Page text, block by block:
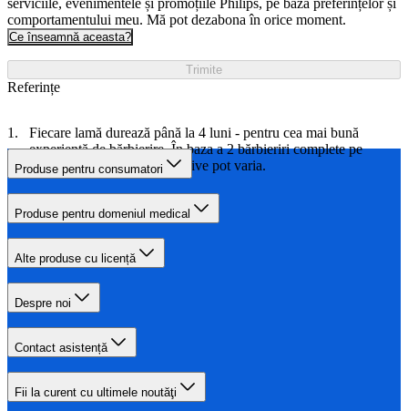
serviciile, evenimentele și promoțiile Philips, pe baza preferințelor și
comportamentului meu. Mă pot dezabona în orice moment.
Ce înseamnă aceasta?
Trimite
Referințe
Fiecare lamă durează până la 4 luni - pentru cea mai bună
experienţă de bărbierire. În baza a 2 bărbieriri complete pe
săptămână. Rezultatele efective pot varia.
Produse pentru consumatori
Produse pentru domeniul medical
Alte produse cu licență
Despre noi
Contact asistență
Fii la curent cu ultimele noutăţi